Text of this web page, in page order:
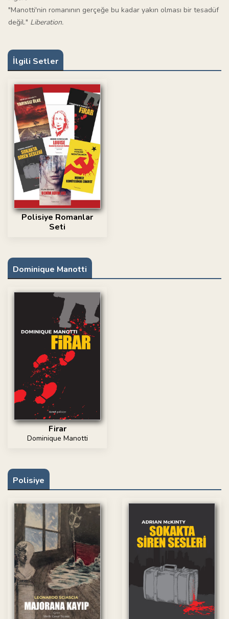
"Manotti'nin romanının gerçeğe bu kadar yakın olması bir tesadüf
değil." Liberation.
İlgili Setler
Polisiye Romanlar
Seti
Dominique Manotti
Firar
Dominique Manotti
Polisiye